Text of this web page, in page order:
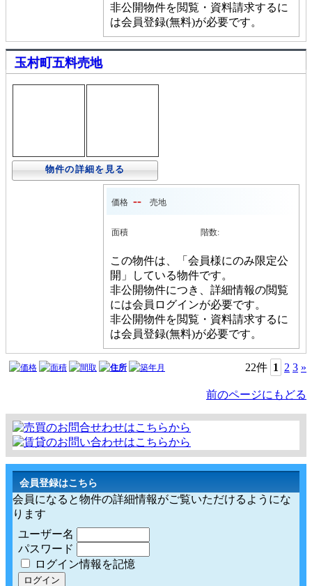
非公開物件を閲覧・資料請求するに
は会員登録(無料)が必要です。
玉村町五料売地
物件の詳細を見る
価格 -- 売地
面積 階数:
この物件は、「会員様にのみ限定公
開」している物件です。
非公開物件につき、詳細情報の閲覧
には会員ログインが必要です。
非公開物件を閲覧・資料請求するに
は会員登録(無料)が必要です。
価格 面積 間取 住所 築年月 22件 1 2 3 »
前のページにもどる
会員登録はこちら
会員になると物件の詳細情報がご覧いただけるようにな
ります
ユーザー名
パスワード
ログイン情報を記憶